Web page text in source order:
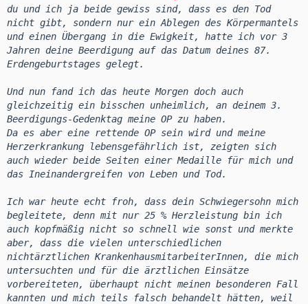
du und ich ja beide gewiss sind, dass es den Tod
nicht gibt, sondern nur ein Ablegen des Körpermantels
und einen Übergang in die Ewigkeit, hatte ich vor 3
Jahren deine Beerdigung auf das Datum deines 87.
Erdengeburtstages gelegt.
Und nun fand ich das heute Morgen doch auch
gleichzeitig ein bisschen unheimlich, an deinem 3.
Beerdigungs-Gedenktag meine OP zu haben.
Da es aber eine rettende OP sein wird und meine
Herzerkrankung lebensgefährlich ist, zeigten sich
auch wieder beide Seiten einer Medaille für mich und
das Ineinandergreifen von Leben und Tod.
Ich war heute echt froh, dass dein Schwiegersohn mich
begleitete, denn mit nur 25 % Herzleistung bin ich
auch kopfmäßig nicht so schnell wie sonst und merkte
aber, dass die vielen unterschiedlichen
nichtärztlichen KrankenhausmitarbeiterInnen, die mich
untersuchten und für die ärztlichen Einsätze
vorbereiteten, überhaupt nicht meinen besonderen Fall
kannten und mich teils falsch behandelt hätten, weil